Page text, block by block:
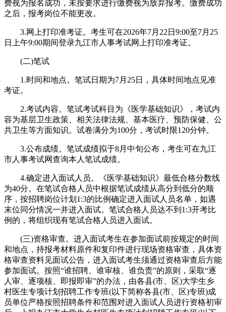
费视为报名成功，未按要求进行缴费视为放弃报考。缴费成功
之后，报考岗位不能更改。
3.网上打印准考证。考生可在2026年7月22日9:00至7月25
日上午9:00期间登录九江市人事考试网上打印准考证。
(二)笔试
1.时间和地点。笔试日期为7月25日，具体时间地点见准
考证。
2.考试内容。笔试考试科目为《医学基础知识》，考试内
容为基层卫生政策、相关法律法规、基本医疗、预防保健、公
共卫生等方面知识。试卷满分为100分，考试时限120分钟。
3.公布成绩。笔试成绩拟于8月中旬公布，考生可在九江
市人事考试网查询本人笔试成绩。
4.确定进入面试人员。《医学基础知识》最低合格分数线
为40分。在笔试合格人员中根据笔试成绩从高分到低分的顺
序，按招聘岗位计划1:3的比例确定进入面试人员名单，如遇
末位同分情况一并进入面试。笔试合格人员达不到1:3开考比
例的，将组织现有笔试合格人员进入面试。
(三)资格审查。进入面试考生在参加面试前按规定的时间
和地点，持报考材料原件和复印件进行现场资格审查，具体资
格审查资料见面试公告，进入面试考生须通过资格审查后方能
参加面试。按照“谁招聘、谁审核、谁负责”的原则，采取“逐
人审、逐项核、即报即审”的办法，由各县(市、区)大学生乡
村医生专项计划招聘工作专班(以下简称各县(市、区)专班)成
员单位严格按照招聘条件和范围对进入面试人员进行资格初审